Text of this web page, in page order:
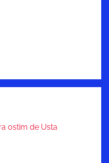
ostim de Usta